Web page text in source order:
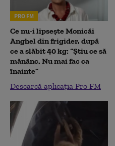
PRO FM
Ce nu-i lipsește Monicăi
Anghel din frigider, după
ce a slăbit 40 kg: “Știu ce să
mănânc. Nu mai fac ca
înainte”
Descarcă aplicația Pro FM